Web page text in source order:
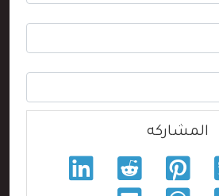
المشاركه